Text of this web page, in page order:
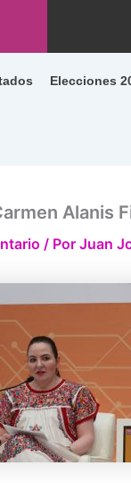
Elecciones
Alanis
/ Por Juan